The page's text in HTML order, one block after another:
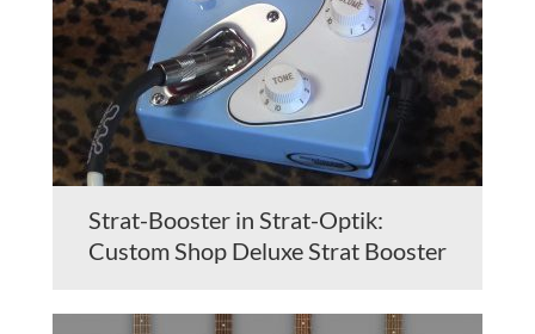
Strat-Booster in Strat-Optik:
Custom Shop Deluxe Strat Booster